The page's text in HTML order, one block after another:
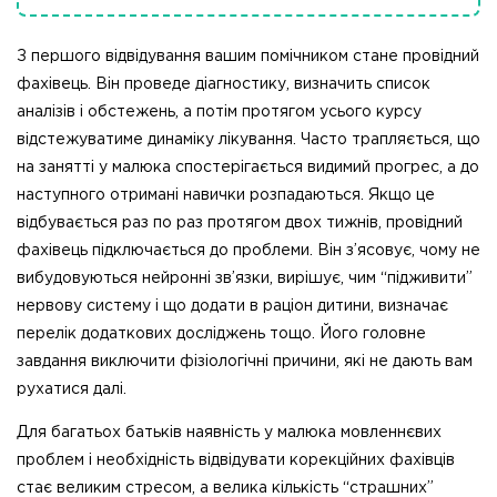
З першого відвідування вашим помічником стане провідний
фахівець. Він проведе діагностику, визначить список
аналізів і обстежень, а потім протягом усього курсу
відстежуватиме динаміку лікування. Часто трапляється, що
на занятті у малюка спостерігається видимий прогрес, а до
наступного отримані навички розпадаються. Якщо це
відбувається раз по раз протягом двох тижнів, провідний
фахівець підключається до проблеми. Він з’ясовує, чому не
вибудовуються нейронні зв’язки, вирішує, чим “підживити”
нервову систему і що додати в раціон дитини, визначає
перелік додаткових досліджень тощо. Його головне
завдання виключити фізіологічні причини, які не дають вам
рухатися далі.
Для багатьох батьків наявність у малюка мовленнєвих
проблем і необхідність відвідувати корекційних фахівців
стає великим стресом, а велика кількість “страшних”